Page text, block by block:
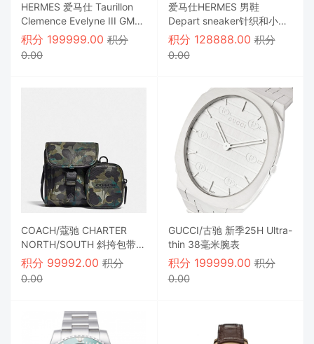
HERMES 爱马仕 Taurillon
Clemence Evelyne III GM
蓝色牛仔裤
积分 199999.00 积分
0.00
爱马仕HERMES 男鞋
Depart sneaker针织和小牛
皮运动鞋，浅色鞋底打造现
代运动外观
积分 128888.00积分
0.00
COACH/蔻驰 CHARTER
NORTH/SOUTH 斜挎包带迷
彩印花混合袋
积分 99992.00 积分
0.00
GUCCI/古驰 新季25H Ultra-
thin 38毫米腕表
积分 199999.00积分
0.00